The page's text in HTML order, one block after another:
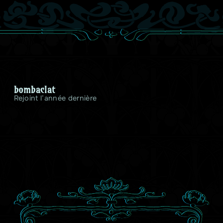
bombaclat
Rejoint l’année dernière